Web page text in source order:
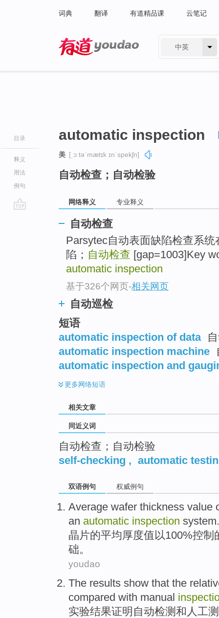
词典 翻译 有道精品课 云笔记
中英
目录
释义
用法
例句
automatic inspection
美 [ˌɔːtəˈmætɪk ɪnˈspekʃn]
自动检查；自动检验
网络释义 专业释义
自动检查
Parsytec自动表面缺陷检查系
陷； 自动检查 [gap=1003]Key
automatic inspection
基于326个网页-相关网页
自动巡检
短语
automatic inspection of data
automatic inspection machine
automatic inspection and
更多网络短语
相关文章
同近义词
自动检查；自动检验
self-checking , automatic
双语例句 权威例句
Average wafer thickness value
an automatic inspection system.
晶片的平均厚度值以100%控制
础。
youdao
The results show that the
compared with manual
实验结果证明 自动检测 和 人工